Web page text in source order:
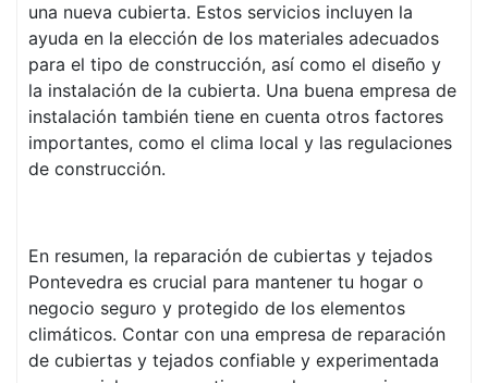
una nueva cubierta. Estos servicios incluyen la
ayuda en la elección de los materiales adecuados
para el tipo de construcción, así como el diseño y
la instalación de la cubierta. Una buena empresa de
instalación también tiene en cuenta otros factores
importantes, como el clima local y las regulaciones
de construcción.
En resumen, la reparación de cubiertas y tejados
Pontevedra es crucial para mantener tu hogar o
negocio seguro y protegido de los elementos
climáticos. Contar con una empresa de reparación
de cubiertas y tejados confiable y experimentada